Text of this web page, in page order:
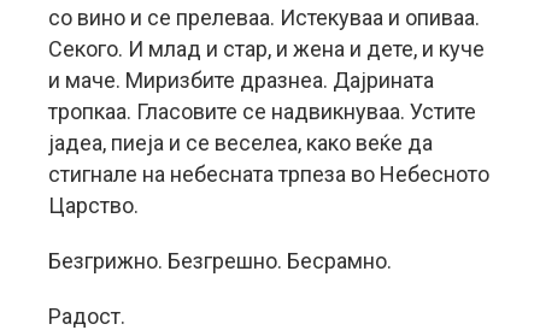
со вино и се прелеваа. Истекуваа и опиваа.
Секого. И млад и стар, и жена и дете, и куче
и маче. Миризбите дразнеа. Дајрината
тропкаа. Гласовите се надвикнуваа. Устите
јадеа, пиеја и се веселеа, како веќе да
стигнале на небесната трпеза во Небесното
Царство.
Безгрижно. Безгрешно. Бесрамно.
Радост.